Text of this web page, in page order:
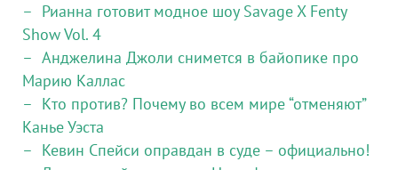
Рианна готовит модное шоу Savage X Fenty
Show Vol. 4
Анджелина Джоли снимется в байопике про
Марию Каллас
Кто против? Почему во всем мире “отменяют”
Канье Уэста
Кевин Спейси оправдан в суде – официально!